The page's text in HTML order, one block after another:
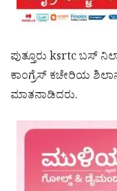
ಪುತ್ತೂರು ksrtc ಬಸ್
ಕಾಂಗ್ರೆಸ್ ಕಚೇರಿಯ
ಮಾತನಾಡಿದರು.